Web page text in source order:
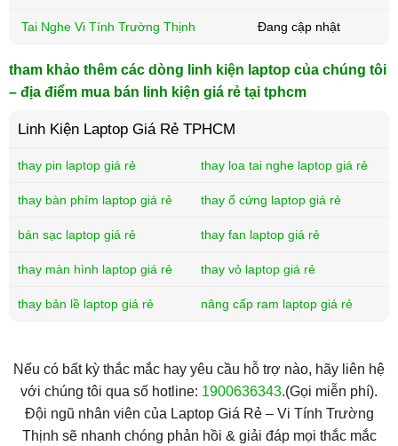
Tai Nghe Vi Tính Trường Thịnh Đang cập nhật
tham khảo thêm các dòng linh kiện laptop của chúng tôi
– địa điểm mua bán linh kiện giá rẻ tại tphcm
Linh Kiện Laptop Giá Rẻ TPHCM
thay pin laptop giá rẻ thay loa tai nghe laptop giá rẻ
thay bàn phím laptop giá rẻ thay ổ cứng laptop giá rẻ
bán sạc laptop giá rẻ thay fan laptop giá rẻ
thay màn hình laptop giá rẻ thay vỏ laptop giá rẻ
thay bản lề laptop giá rẻ nâng cấp ram laptop giá rẻ
Nếu có bất kỳ thắc mắc hay yêu cầu hỗ trợ nào, hãy liên hệ
với chúng tôi qua số hotline: 1900636343.(Gọi miễn phí).
Đội ngũ nhân viên của Laptop Giá Rẻ – Vi Tính Trường
Thịnh sẽ nhanh chóng phản hồi & giải đáp mọi thắc mắc